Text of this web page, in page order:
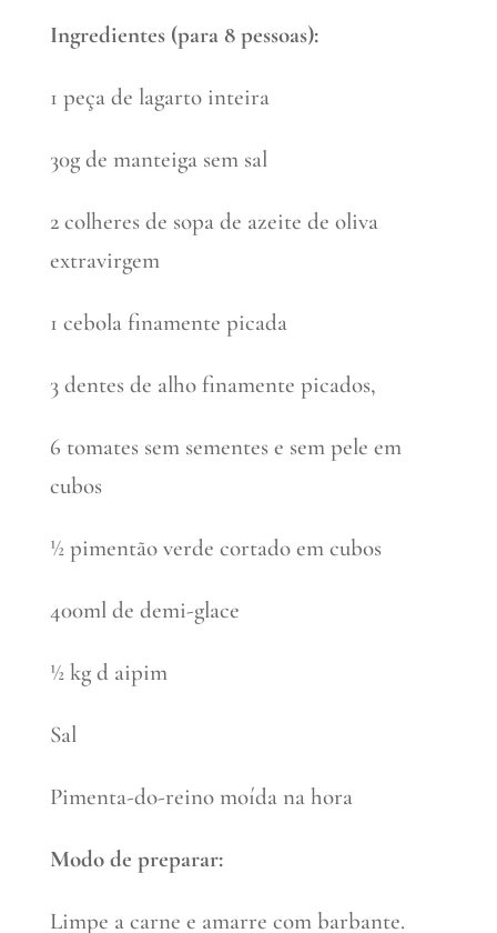
Ingredientes (para 8 pessoas):
1 peça de lagarto inteira
30g de manteiga sem sal
2 colheres de sopa de azeite de oliva
extravirgem
1 cebola finamente picada
3 dentes de alho finamente picados,
6 tomates sem sementes e sem pele em
cubos
½ pimentão verde cortado em cubos
400ml de demi-glace
½ kg d aipim
Sal
Pimenta-do-reino moída na hora
Modo de preparar:
Limpe a carne e amarre com barbante.